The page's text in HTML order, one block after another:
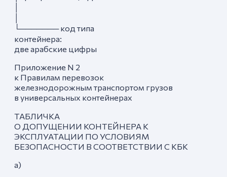
└─────── код типа
контейнера:
две арабские цифры
Приложение N 2
к Правилам перевозок
железнодорожным транспортом грузов
в универсальных контейнерах
ТАБЛИЧКА
О ДОПУЩЕНИИ КОНТЕЙНЕРА К
ЭКСПЛУАТАЦИИ ПО УСЛОВИЯМ
БЕЗОПАСНОСТИ В СООТВЕТСТВИИ С КБК
а)